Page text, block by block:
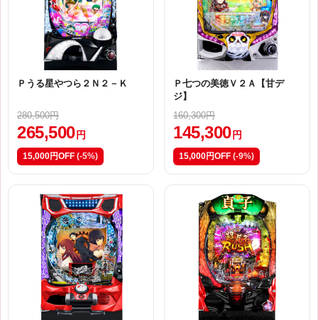
Ｐうる星やつら２Ｎ２－Ｋ
280,500円
265,500 円
15,000円OFF (-5%)
Ｐ七つの美徳Ｖ２Ａ【甘デ
ジ】
160,300円
145,300 円
15,000円OFF (-9%)